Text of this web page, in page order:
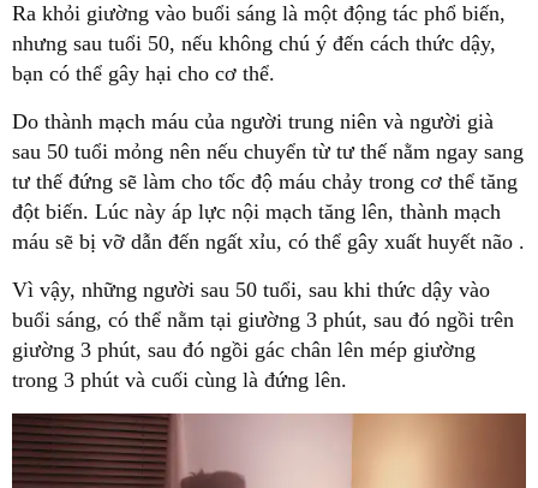
Ra khỏi giường vào buổi sáng là một động tác phổ biến,
nhưng sau tuổi 50, nếu không chú ý đến cách thức dậy,
bạn có thể gây hại cho cơ thể.
Do thành mạch máu của người trung niên và người già
sau 50 tuổi mỏng nên nếu chuyển từ tư thế nằm ngay sang
tư thế đứng sẽ làm cho tốc độ máu chảy trong cơ thể tăng
đột biến. Lúc này áp lực nội mạch tăng lên, thành mạch
máu sẽ bị vỡ dẫn đến ngất xỉu, có thể gây xuất huyết não .
Vì vậy, những người sau 50 tuổi, sau khi thức dậy vào
buổi sáng, có thể nằm tại giường 3 phút, sau đó ngồi trên
giường 3 phút, sau đó ngồi gác chân lên mép giường
trong 3 phút và cuối cùng là đứng lên.